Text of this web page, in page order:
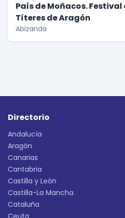
País de Moñacos.
Títeres de Aragón
Abizanda
Directorio
Andalucía
Aragón
Canarias
Cantabria
Castilla y León
Castilla-La Mancha
Cataluña